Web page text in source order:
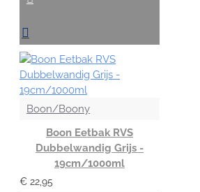
Boon/Boony
Boon Eetbak RVS
Dubbelwandig Grijs -
19cm/1000ml
€ 22,95